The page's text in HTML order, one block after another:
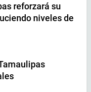
reforzará su
niveles de